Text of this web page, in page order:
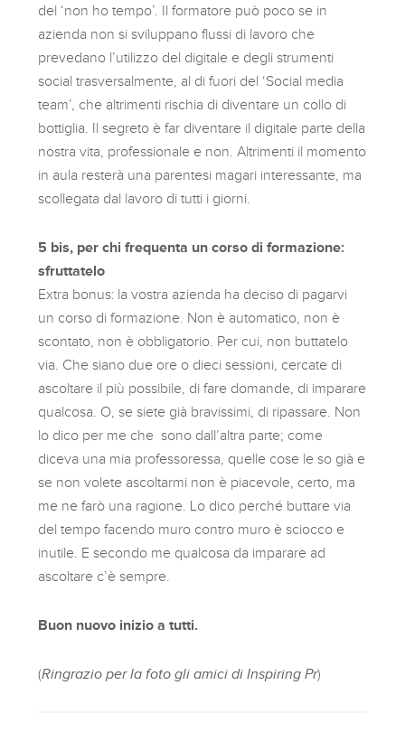
del ‘non ho tempo’. Il formatore può poco se in
azienda non si sviluppano flussi di lavoro che
prevedano l’utilizzo del digitale e degli strumenti
social trasversalmente, al di fuori del ‘Social media
team’, che altrimenti rischia di diventare un collo di
bottiglia. Il segreto è far diventare il digitale parte della
nostra vita, professionale e non. Altrimenti il momento
in aula resterà una parentesi magari interessante, ma
scollegata dal lavoro di tutti i giorni.
5 bis, per chi frequenta un corso di formazione:
sfruttatelo
Extra bonus: la vostra azienda ha deciso di pagarvi
un corso di formazione. Non è automatico, non è
scontato, non è obbligatorio. Per cui, non buttatelo
via. Che siano due ore o dieci sessioni, cercate di
ascoltare il più possibile, di fare domande, di imparare
qualcosa. O, se siete già bravissimi, di ripassare. Non
lo dico per me che sono dall’altra parte; come
diceva una mia professoressa, quelle cose le so già e
se non volete ascoltarmi non è piacevole, certo, ma
me ne farò una ragione. Lo dico perché buttare via
del tempo facendo muro contro muro è sciocco e
inutile. E secondo me qualcosa da imparare ad
ascoltare c’è sempre.
Buon nuovo inizio a tutti.
(Ringrazio per la foto gli amici di Inspiring Pr)